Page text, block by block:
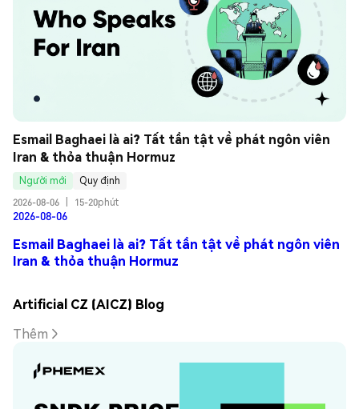
Esmail Baghaei là ai? Tất tần tật về phát ngôn viên
Iran & thỏa thuận Hormuz
Người mới
Quy định
2026-08-06
15-20phút
2026-08-06
Esmail Baghaei là ai? Tất tần tật về phát ngôn viên
Iran & thỏa thuận Hormuz
Artificial CZ (AICZ) Blog
Thêm